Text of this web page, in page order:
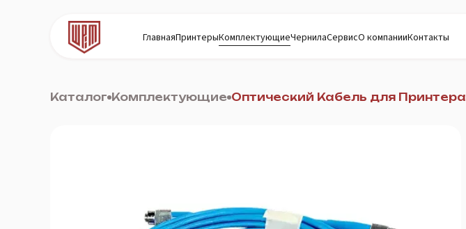
ГлавнаяПринтерыКомплектующиеЧернилаСервисО компанииКонтакты
Каталог Комплектующие Оптический Кабель для Принтера